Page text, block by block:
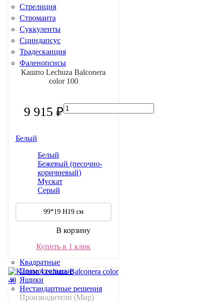
Стрелиция
Строманта
Суккуленты
Сциндапсус
Традесканция
Фаленопсисы
Фатсия
Финик канарский
Хедера
Горшки и кашпо
По материалу
Керамические
Металлические
Металлические (Россия)
С автополивом
Напольные
С подставкой
Квадратные
Прямоугольные
Ящики
Нестандартные решения
Производители (Мир)
Кашпо Lechuza Balconera
color 100
9 915 ₽
Белый
Белый
Бежевый (песочно-
коричневый)
Мускат
Серый
99*19 H19 см
В корзину
Купить в 1 клик